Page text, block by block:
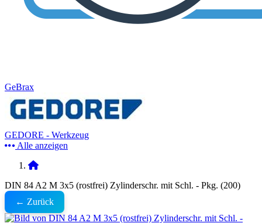
GeBrax
GEDORE - Werkzeug
Alle anzeigen
DIN 84 A2 M 3x5 (rostfrei) Zylinderschr. mit Schl. - Pkg. (200)
← Zurück